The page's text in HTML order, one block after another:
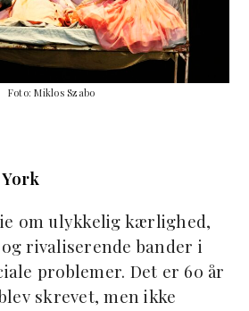
Foto: Miklos Szabo
om ulykkelig kærlighed,
rivaliserende bander i
problemer. Det er 60 år
skrevet, men ikke